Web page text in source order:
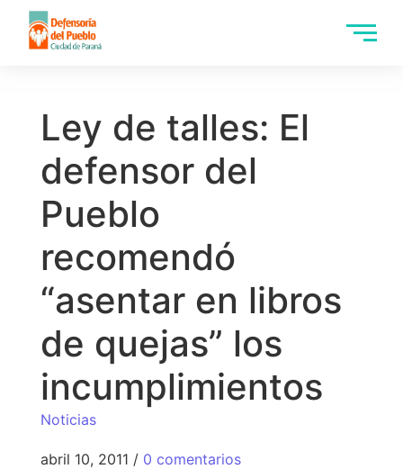
Ley de talles: El
defensor del
Pueblo
recomendó
“asentar en libros
de quejas” los
incumplimientos
Noticias
abril 10, 2011 / 0 comentarios